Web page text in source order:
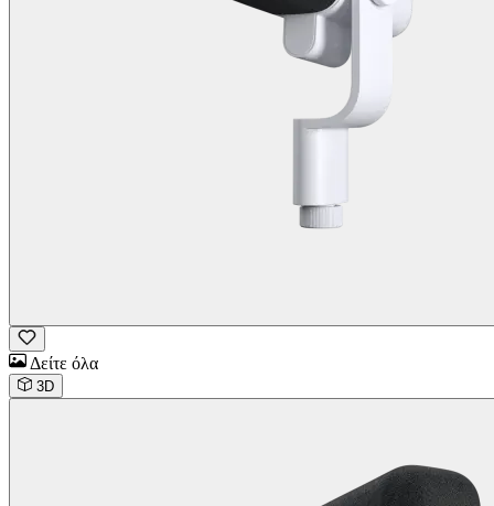
Δείτε όλα
3D